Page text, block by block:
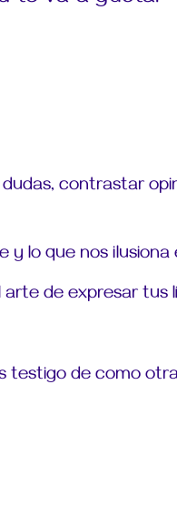
contrastar
y lo que nos ilusiona
de expresar tus
testigo de como